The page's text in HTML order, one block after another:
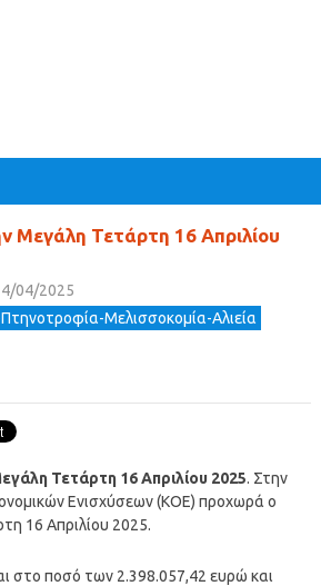
Μεγάλη Τετάρτη 16 Απριλίου
04/2025
Μελισσοκομία-Αλιεία
Τετάρτη 16 Απριλίου 2025. Στην
Ενισχύσεων (ΚΟΕ) προχωρά ο
16 Απριλίου 2025.
στο ποσό των 2.398.057,42 ευρώ και